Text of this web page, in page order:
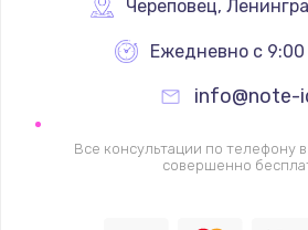
Череповец,
Ежедневно с 9:00
info@note-
Все консультации по телефону
совершенно